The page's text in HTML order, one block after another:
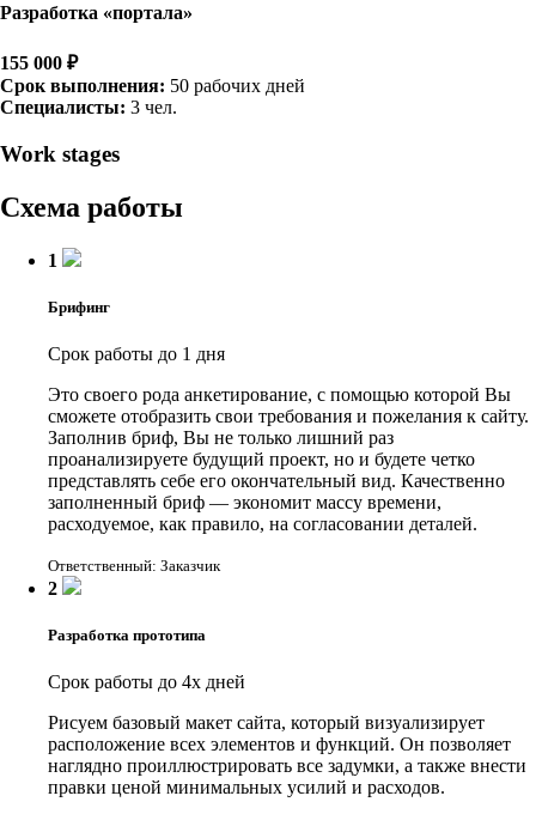
Разработка «портала»
155 000 ₽
Срок выполнения: 50 рабочих дней
Специалисты: 3 чел.
Work stages
Схема работы
1
Брифинг
Срок работы до 1 дня
Это своего рода анкетирование, с помощью которой Вы
сможете отобразить свои требования и пожелания к сайту.
Заполнив бриф, Вы не только лишний раз
проанализируете будущий проект, но и будете четко
представлять себе его окончательный вид. Качественно
заполненный бриф — экономит массу времени,
расходуемое, как правило, на согласовании деталей.
Ответственный: Заказчик
2
Разработка прототипа
Срок работы до 4х дней
Рисуем базовый макет сайта, который визуализирует
расположение всех элементов и функций. Он позволяет
наглядно проиллюстрировать все задумки, а также внести
правки ценой минимальных усилий и расходов.